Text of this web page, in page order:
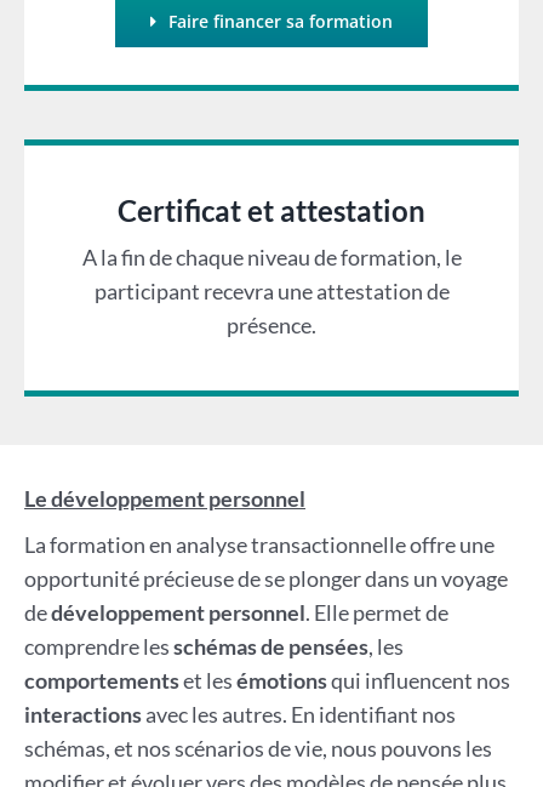
Faire financer sa formation
Certificat et attestation
A la fin de chaque niveau de formation, le
participant recevra une attestation de
présence.
Le développement personnel
La formation en analyse transactionnelle offre une
opportunité précieuse de se plonger dans un voyage
dedéveloppement personnel. Elle permet de
comprendre lesschémas de pensées, les
comportementset lesémotionsqui influencent nos
interactionsavec les autres. En identifiant nos
schémas, et nos scénarios de vie, nous pouvons les